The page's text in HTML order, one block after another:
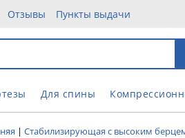
Отзывы Пункты выдачи
Для спины
| Стабилизирующая с высоким